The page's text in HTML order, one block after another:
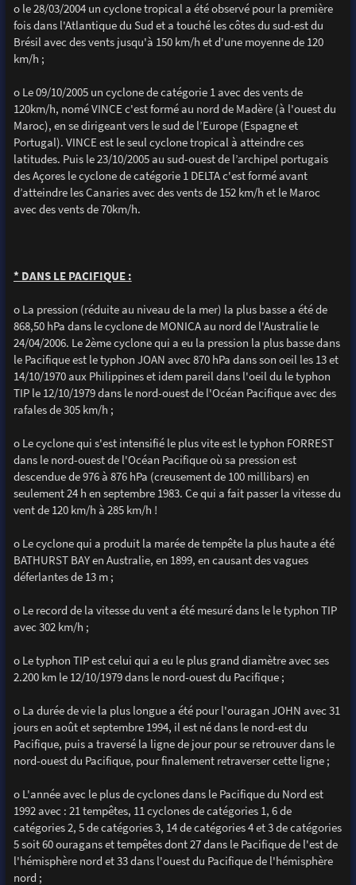
o le 28/03/2004 un cyclone tropical a été observé pour la première
fois dans l'Atlantique du Sud et a touché les côtes du sud-est du
Brésil avec des vents jusqu'à 150 km/h et d'une moyenne de 120
km/h ;
o Le 09/10/2005 un cyclone de catégorie 1 avec des vents de
120km/h, nomé VINCE c'est formé au nord de Madère (à l'ouest du
Maroc), en se dirigeant vers le sud de l’Europe (Espagne et
Portugal). VINCE est le seul cyclone tropical à atteindre ces
latitudes. Puis le 23/10/2005 au sud-ouest de l’archipel portugais
des Açores le cyclone de catégorie 1 DELTA c'est formé avant
d’atteindre les Canaries avec des vents de 152 km/h et le Maroc
avec des vents de 70km/h.
* DANS LE PACIFIQUE :
o La pression (réduite au niveau de la mer) la plus basse a été de
868,50 hPa dans le cyclone de MONICA au nord de l'Australie le
24/04/2006. Le 2ème cyclone qui a eu la pression la plus basse dans
le Pacifique est le typhon JOAN avec 870 hPa dans son oeil les 13 et
14/10/1970 aux Philippines et idem pareil dans l'oeil du le typhon
TIP le 12/10/1979 dans le nord-ouest de l'Océan Pacifique avec des
rafales de 305 km/h ;
o Le cyclone qui s'est intensifié le plus vite est le typhon FORREST
dans le nord-ouest de l'Océan Pacifique où sa pression est
descendue de 976 à 876 hPa (creusement de 100 millibars) en
seulement 24 h en septembre 1983. Ce qui a fait passer la vitesse du
vent de 120 km/h à 285 km/h !
o Le cyclone qui a produit la marée de tempête la plus haute a été
BATHURST BAY en Australie, en 1899, en causant des vagues
déferlantes de 13 m ;
o Le record de la vitesse du vent a été mesuré dans le le typhon TIP
avec 302 km/h ;
o Le typhon TIP est celui qui a eu le plus grand diamètre avec ses
2.200 km le 12/10/1979 dans le nord-ouest du Pacifique ;
o La durée de vie la plus longue a été pour l'ouragan JOHN avec 31
jours en août et septembre 1994, il est né dans le nord-est du
Pacifique, puis a traversé la ligne de jour pour se retrouver dans le
nord-ouest du Pacifique, pour finalement retraverser cette ligne ;
o L'année avec le plus de cyclones dans le Pacifique du Nord est
1992 avec : 21 tempêtes, 11 cyclones de catégories 1, 6 de
catégories 2, 5 de catégories 3, 14 de catégories 4 et 3 de catégories
5 soit 60 ouragans et tempêtes dont 27 dans le Pacifique de l'est de
l'hémisphère nord et 33 dans l'ouest du Pacifique de l'hémisphère
nord ;